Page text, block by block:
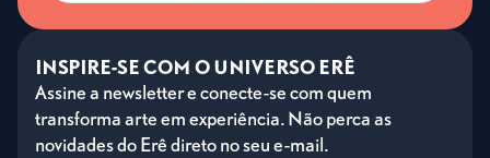
INSPIRE-SE COM O UNIVERSO ERÊ
Assine a newsletter e conecte-se com quem
transforma arte em experiência. Não perca as
novidades do Erê direto no seu e-mail.